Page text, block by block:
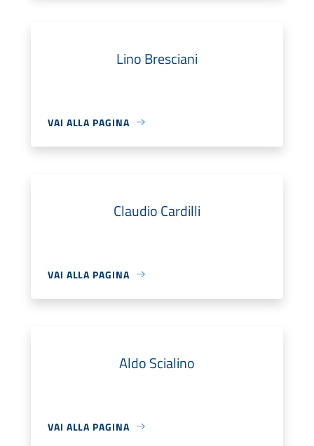
Lino Bresciani
VAI ALLA PAGINA
Claudio Cardilli
VAI ALLA PAGINA
Aldo Scialino
VAI ALLA PAGINA